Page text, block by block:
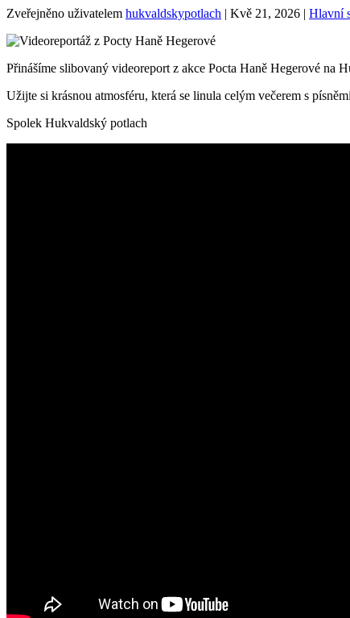
Zveřejněno uživatelem hukvaldskypotlach | Kvě 21, 2026 | Hlavní
Přinášíme slibovaný videoreport z akce Pocta Haně Hegerové na
Užijte si krásnou atmosféru, která se linula celým večerem s
Spolek Hukvaldský potlach